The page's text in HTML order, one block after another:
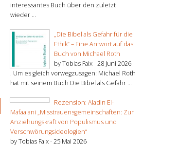
interessantes Buch über den zuletzt
wieder ...
„Die Bibel als Gefahr für die
Ethik“ – Eine Antwort auf das
Buch von Michael Roth
by Tobias Faix -28 Juni 2026
. Um es gleich vorwegzusagen: Michael Roth
hat mit seinem Buch Die Bibel als Gefahr ...
Rezension: Aladin El-
Mafaalani „Misstrauensgemeinschaften: Zur
Anziehungskraft von Populismus und
Verschwörungsideologien“
by Tobias Faix -25 Mai 2026